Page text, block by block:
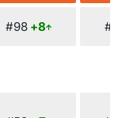
#98 +8